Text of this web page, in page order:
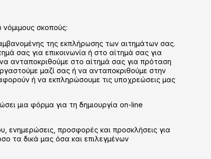
σκοπούς:
της εκπλήρωσης των αιτημάτων σας.
σας για επικοινωνία ή στο αίτημά σας για
ανταποκριθούμε στο αίτημά σας για πρόταση
μαζί σας ή να ανταποκριθούμε στην
ή να εκπληρώσουμε τις υποχρεώσεις μας
μια φόρμα για τη δημιουργία on-line
ενημερώσεις, προσφορές και προσκλήσεις για
τα δικά μας όσα και επιλεγμένων